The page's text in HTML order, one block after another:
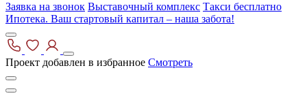
Заявка на звонок Выставочный комплекс Такси бесплатно
Ипотека. Ваш стартовый капитал – наша забота!
Проект добавлен в избранное Смотреть